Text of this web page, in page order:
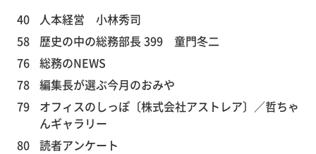
40
人本経営 小林秀司
58
歴史の中の総務部長 399 童門冬二
76 総務のNEWS
78 編集長が選ぶ今月のおみや
79
オフィスのしっぽ〔株式会社アストレア〕／哲ちゃ
んギャラリー
80 読者アンケート